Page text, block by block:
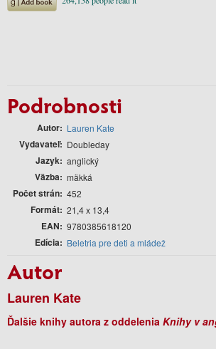
Podrobnosti
Autor Lauren Kate
Vydavateľ Doubleday
Jazyk anglický
Väzba mäkká
Počet strán 452
Formát 21,4 x 13,4
EAN 9780385618120
Edícia Beletria pre deti a mládež
Autor
Lauren Kate
Ďalšie knihy autora z oddelenia Knihy v